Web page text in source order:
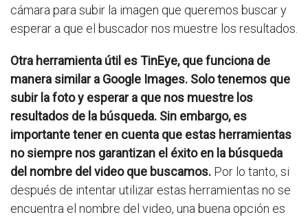
cámara para subir la imagen que queremos buscar y
esperar a que el buscador nos muestre los resultados.
Otra herramienta útil es TinEye, que funciona de
manera similar a Google Images. Solo tenemos que
subir la foto y esperar a que nos muestre los
resultados de la búsqueda. Sin embargo, es
importante tener en cuenta que estas herramientas
no siempre nos garantizan el éxito en la búsqueda
del nombre del video que buscamos. Por lo tanto, si
después de intentar utilizar estas herramientas no se
encuentra el nombre del video, una buena opción es